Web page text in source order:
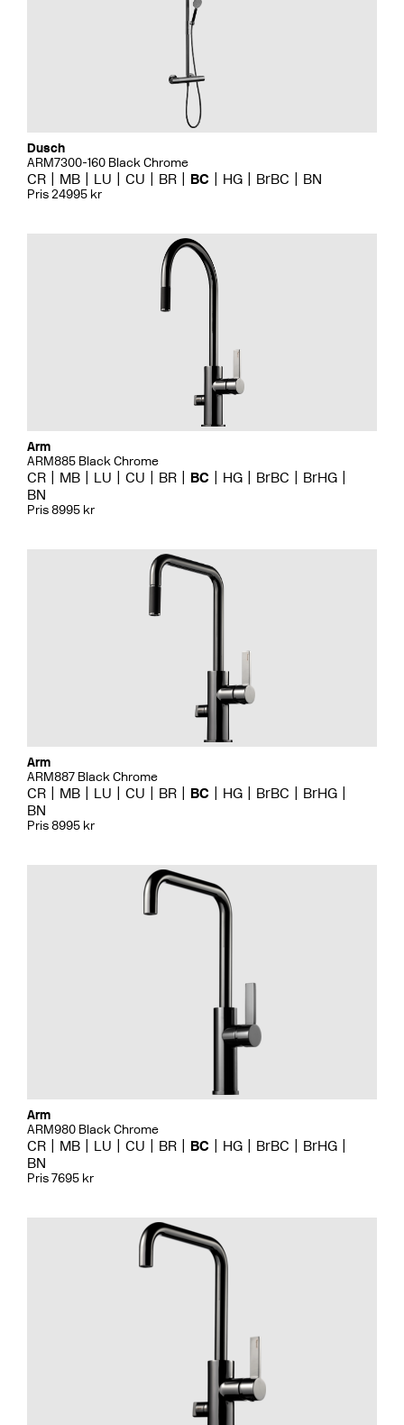
Dusch
ARM7300-160 Black Chrome
CR MB LU CU BR BC HG BrBC BN
Pris 24995 kr
Arm
ARM885 Black Chrome
CR MB LU CU BR BC HG BrBC
BrHG
BN
Pris 8995 kr
Arm
ARM887 Black Chrome
CR MB LU CU BR BC HG BrBC
BrHG
BN
Pris 8995 kr
Arm
ARM980 Black Chrome
CR MB LU CU BR BC HG BrBC
BrHG
BN
Pris 7695 kr